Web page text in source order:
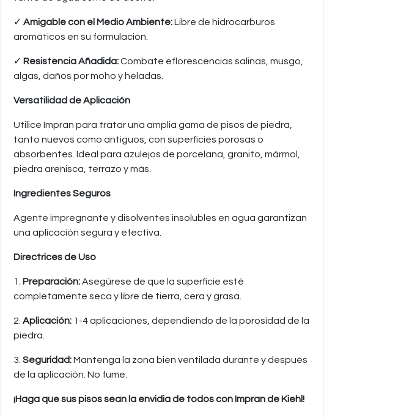
✓ Amigable con el Medio Ambiente:Libre de hidrocarburos
aromáticos en su formulación.
✓ Resistencia Añadida:Combate eflorescencias salinas, musgo,
algas, daños por moho y heladas.
Versatilidad de Aplicación
Utilice Impran para tratar una amplia gama de pisos de piedra,
tanto nuevos como antiguos, con superficies porosas o
absorbentes. Ideal para azulejos de porcelana, granito, mármol,
piedra arenisca, terrazo y más.
Ingredientes Seguros
Agente impregnante y disolventes insolubles en agua garantizan
una aplicación segura y efectiva.
Directrices de Uso
1. Preparación:Asegúrese de que la superficie esté
completamente seca y libre de tierra, cera y grasa.
2. Aplicación: 1-4 aplicaciones, dependiendo de la porosidad de la
piedra.
3. Seguridad:Mantenga la zona bien ventilada durante y después
de la aplicación. No fume.
¡Haga que sus pisos sean la envidia de todos con Impran de Kiehl!